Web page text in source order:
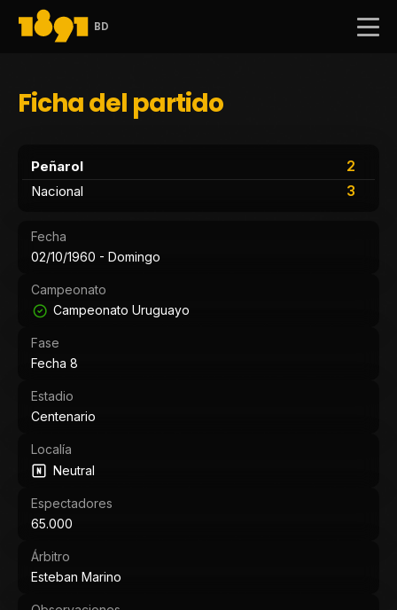
BD
Ficha del partido
Peñarol
2
3
Nacional
Fecha
02/10/1960 - Domingo
Campeonato
Campeonato Uruguayo
Fase
Fecha 8
Estadio
Centenario
Localía
Neutral
Espectadores
65.000
Árbitro
Esteban Marino